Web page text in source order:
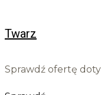
Twarz
Sprawdź ofertę